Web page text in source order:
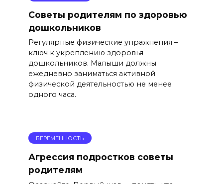
Советы родителям по здоровью
дошкольников
Регулярные физические упражнения –
ключ к укреплению здоровья
дошкольников. Малыши должны
ежедневно заниматься активной
физической деятельностью не менее
одного часа.
БЕРЕМЕННОСТЬ
Агрессия подростков советы
родителям